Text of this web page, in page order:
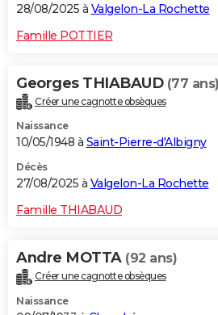
28/08/2025 à Valgelon-La Rochette
Famille POTTIER
Georges THIABAUD (77 ans)
Créer une cagnotte obsèques
Naissance
10/05/1948 à Saint-Pierre-d'Albigny
Décès
27/08/2025 à Valgelon-La Rochette
Famille THIABAUD
Andre MOTTA (92 ans)
Créer une cagnotte obsèques
Naissance